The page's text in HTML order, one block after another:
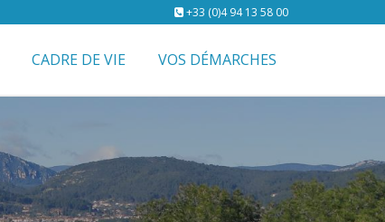
+33 (0)4 94 13 58 00
CADRE DE VIE VOS DÉMARCHES